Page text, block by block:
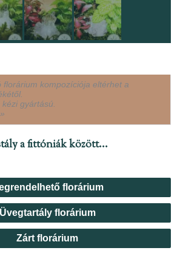
florárium kompozíciója eltérhet a
gyártású.
a fittóniák között...
florárium
Üvegtartály florárium
Zárt florárium